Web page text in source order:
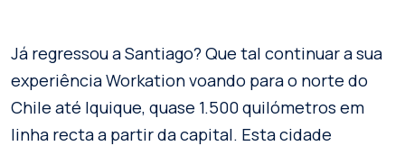
Já regressou a Santiago? Que tal continuar a sua
experiência Workation voando para o norte do
Chile até Iquique, quase 1.500 quilómetros em
linha recta a partir da capital. Esta cidade